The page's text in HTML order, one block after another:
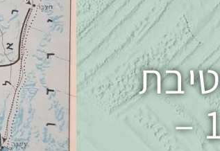
3: חטיבת
גולני בשנים 1949 –